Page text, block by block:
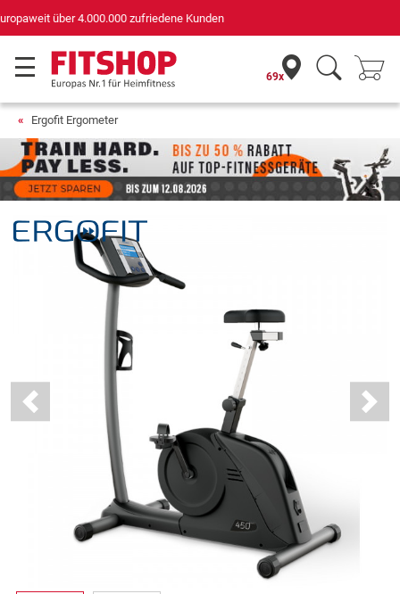
für Sportgeräte (n-tv+DISQ 2016-2024)
69x
Ergofit Ergometer
Previous Next